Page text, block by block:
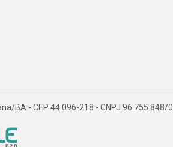
BA - CEP 44.096-218 - CNPJ 96.755.848/